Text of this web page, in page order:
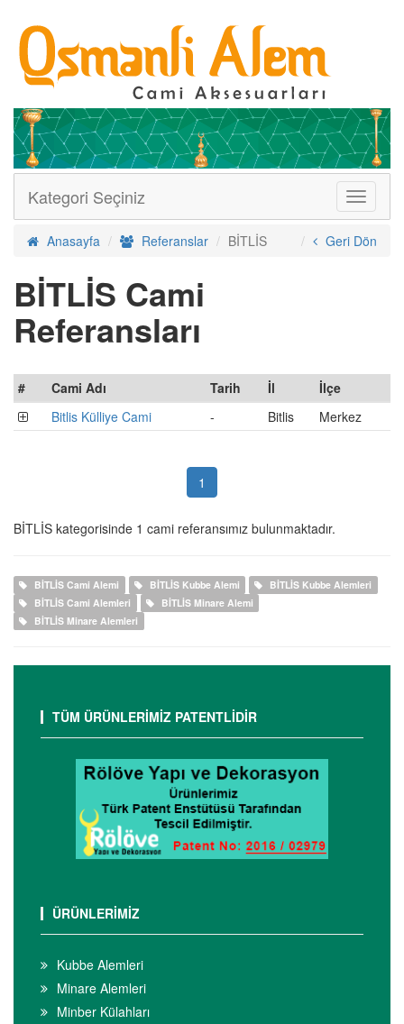
Menüler
Kategori Seçiniz
Anasayfa Referanslar BİTLİS Geri Dön
BİTLİS Cami
Referansları
# Cami Adı Tarih İl
İlçe
Bitlis Külliye Cami
- Bitlis Merkez
1
BİTLİS kategorisinde 1 cami referansımız bulunmaktadır.
BİTLİS Cami Alemi BİTLİS Kubbe Alemi
BİTLİS Kubbe Alemleri
BİTLİS Cami Alemleri
BİTLİS Minare Alemi
BİTLİS Minare Alemleri
TÜM ÜRÜNLERİMİZ PATENTLİDİR
ÜRÜNLERİMİZ
Kubbe Alemleri
Minare Alemleri
Minber Külahları